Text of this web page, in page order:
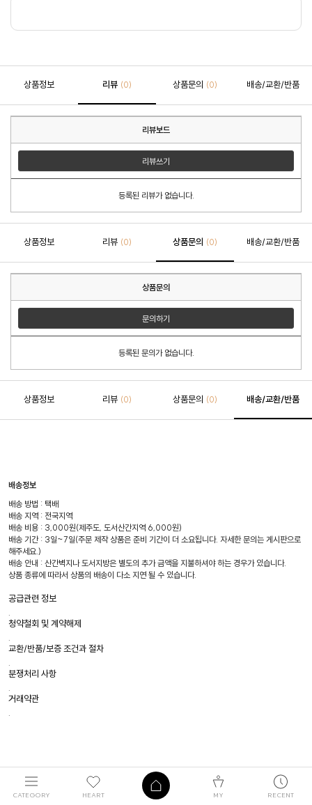
CATEGORY HEART MY RECENT
상품정보 리뷰 (0) 상품문의 (0) 배송/교환/반품
리뷰보드
리뷰쓰기
등록된 리뷰가 없습니다.
상품정보 리뷰 (0) 상품문의 (0) 배송/교환/반품
상품문의
문의하기
등록된 문의가 없습니다.
상품정보 리뷰 (0) 상품문의 (0) 배송/교환/반품
배송정보
배송 방법 : 택배
배송 지역 : 전국지역
배송 비용 : 3,000원(제주도, 도서산간지역 6,000원)
배송 기간 : 3일~7일(주문 제작 상품은 준비 기간이 더 소요됩니다. 자세한 문의는 게시판으로
해주세요.)
배송 안내 : 산간벽지나 도서지방은 별도의 추가 금액을 지불하셔야 하는 경우가 있습니다.
상품 종류에 따라서 상품의 배송이 다소 지연 될 수 있습니다.
공급관련 정보
.
청약철회 및 계약해제
.
교환/반품/보증 조건과 절차
.
분쟁처리 사항
.
거래약관
.
ABOUT 회사소개 매장안내 고객센터 Q&A